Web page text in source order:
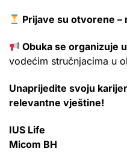
Prijave su otvorene
Obuka se organizuje
vodećim stručnjacima u
Unaprijedite svoju
relevantne vještine!
IUS Life
Micom BH